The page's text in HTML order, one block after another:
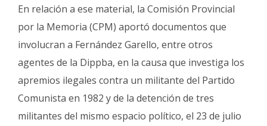
En relación a ese material, la Comisión Provincial
por la Memoria (CPM) aportó documentos que
involucran a Fernández Garello, entre otros
agentes de la Dippba, en la causa que investiga los
apremios ilegales contra un militante del Partido
Comunista en 1982 y de la detención de tres
militantes del mismo espacio político, el 23 de julio